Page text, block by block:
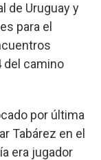
de Uruguay y
para el
del camino
por última
Tabárez en el
era jugador